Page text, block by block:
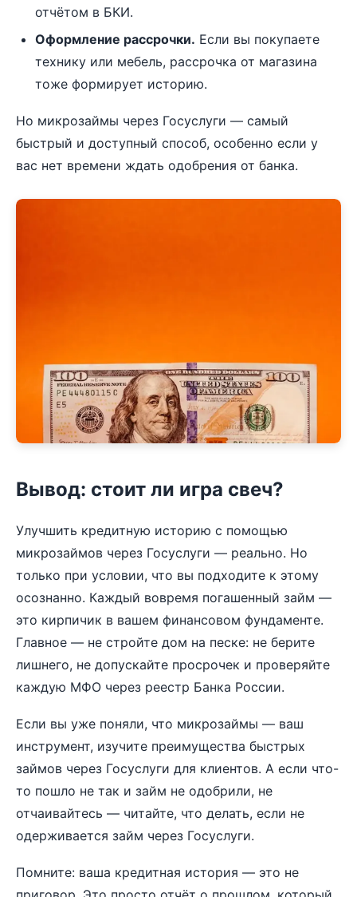
отчётом в БКИ.
Оформление рассрочки. Если вы покупаете
технику или мебель, рассрочка от магазина
тоже формирует историю.
Но микрозаймы через Госуслуги — самый
быстрый и доступный способ, особенно если у
вас нет времени ждать одобрения от банка.
Вывод: стоит ли игра свеч?
Улучшить кредитную историю с помощью
микрозаймов через Госуслуги — реально. Но
только при условии, что вы подходите к этому
осознанно. Каждый вовремя погашенный займ —
это кирпичик в вашем финансовом фундаменте.
Главное — не стройте дом на песке: не берите
лишнего, не допускайте просрочек и проверяйте
каждую МФО через реестр Банка России.
Если вы уже поняли, что микрозаймы — ваш
инструмент, изучите преимущества быстрых
займов через Госуслуги для клиентов. А если что-
то пошло не так и займ не одобрили, не
отчаивайтесь — читайте, что делать, если не
одерживается займ через Госуслуги.
Помните: ваша кредитная история — это не